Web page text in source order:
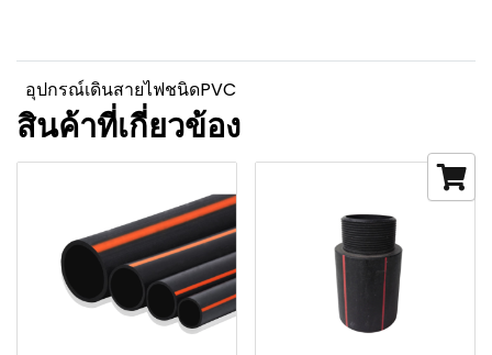
อุปกรณ์เดินสายไฟชนิดPVC
สินค้าที่เกี่ยวข้อง